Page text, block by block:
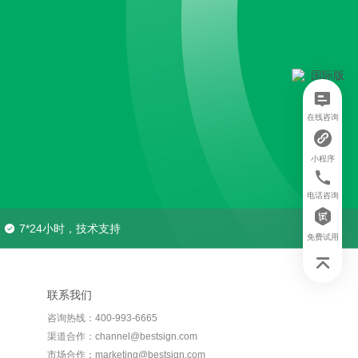
7*24小时，技术支持
联系我们
咨询热线：400-993-6665
渠道合作：channel@bestsign.com
市场合作：marketing@bestsign.com
在线咨询
小程序
电话咨询
免费试用